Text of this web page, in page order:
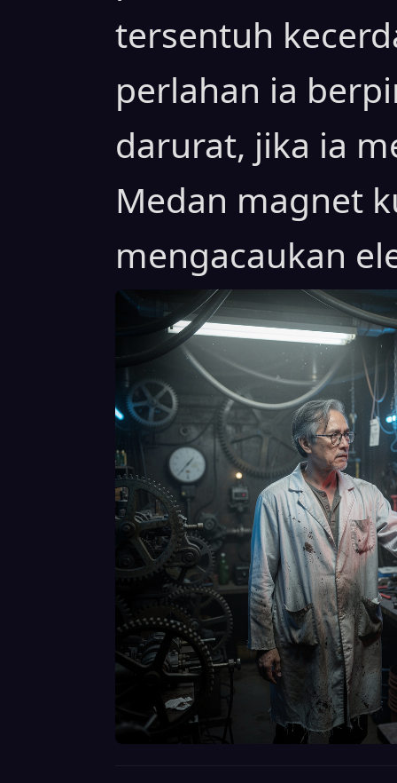
tersentuh
perlahan ia
darurat, jika ia
Medan magnet
mengacaukan